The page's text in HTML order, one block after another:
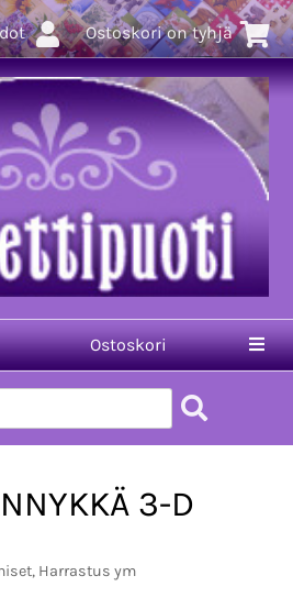
Ostoskori on tyhjä
Ostoskori
3-D
Harrastus ym